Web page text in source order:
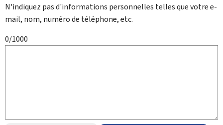
N'indiquez pas d'informations personnelles telles que votre e-
mail, nom, numéro de téléphone, etc.
0/1000